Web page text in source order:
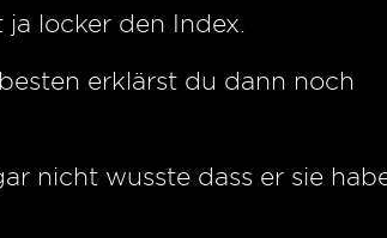
locker den Index.
erklärst du dann noch
nicht wusste dass er sie